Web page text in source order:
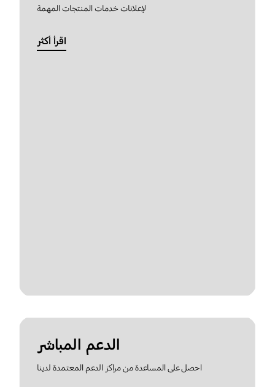
لإعلانات خدمات المنتجات المهمة
اقرأ أكثر
الدعم المباشر
احصل على المساعدة من مراكز الدعم المعتمدة لدينا